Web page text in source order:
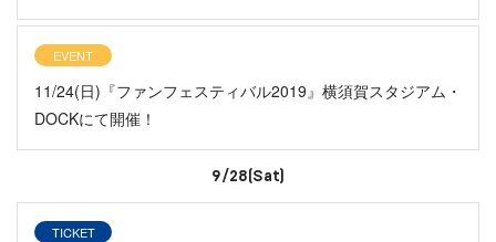
EVENT
11/24(日)『ファンフェスティバル2019』横須賀スタジアム・
DOCKにて開催！
9/28(Sat)
TICKET